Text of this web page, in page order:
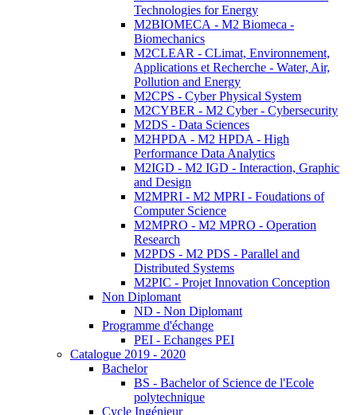
Technologies for Energy
M2BIOMECA - M2 Biomeca -
Biomechanics
M2CLEAR - CLimat, Environnement,
Applications et Recherche - Water, Air,
Pollution and Energy
M2CPS - Cyber Physical System
M2CYBER - M2 Cyber - Cybersecurity
M2DS - Data Sciences
M2HPDA - M2 HPDA - High
Performance Data Analytics
M2IGD - M2 IGD - Interaction, Graphic
and Design
M2MPRI - M2 MPRI - Foudations of
Computer Science
M2MPRO - M2 MPRO - Operation
Research
M2PDS - M2 PDS - Parallel and
Distributed Systems
M2PIC - Projet Innovation Conception
Non Diplomant
ND - Non Diplomant
Programme d'échange
PEI - Echanges PEI
Catalogue 2019 - 2020
Bachelor
BS - Bachelor of Science de l'Ecole
polytechnique
Cycle Ingénieur